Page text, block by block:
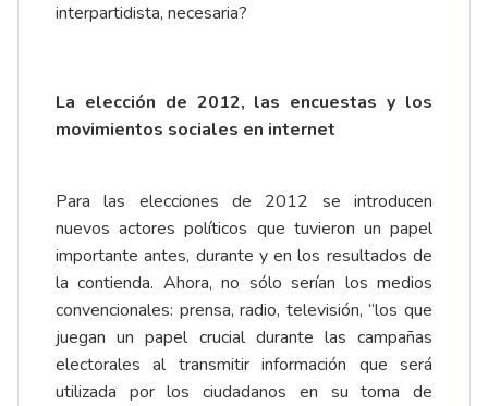
interpartidista, necesaria?
La elección de 2012, las encuestas y los
movimientos sociales en internet
Para las elecciones de 2012 se introducen
nuevos actores políticos que tuvieron un papel
importante antes, durante y en los resultados de
la contienda. Ahora, no sólo serían los medios
convencionales: prensa, radio, televisión, “los que
juegan un papel crucial durante las campañas
electorales al transmitir información que será
utilizada por los ciudadanos en su toma de